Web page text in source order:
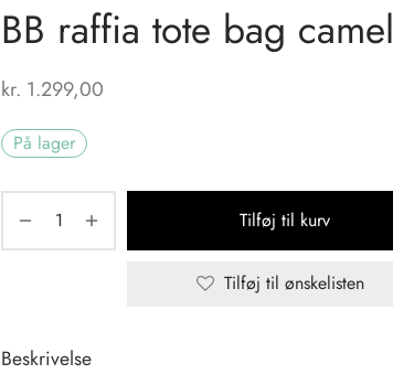
BB raffia tote bag camel
kr. 1.299,00
På lager
Tilføj til kurv
Tilføj til ønskelisten
Beskrivelse